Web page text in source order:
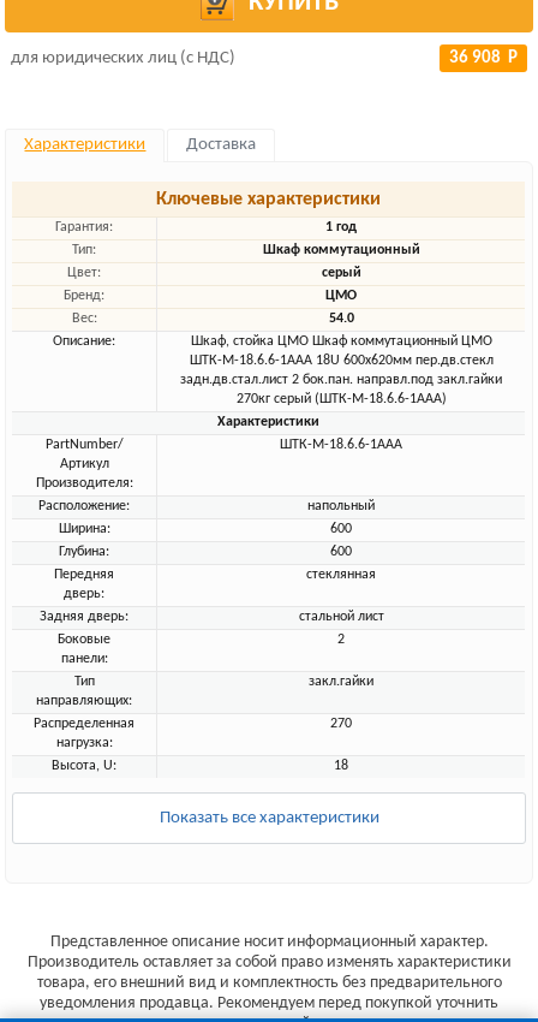
для юридических лиц (с НДС) 36 908 Р
Характеристики Доставка
Ключевые характеристики
Гарантия:
1 год
Тип:
Шкаф коммутационный
Цвет:
серый
Бренд:
ЦМО
Вес:
54.0
Описание:
Шкаф, стойка ЦМО Шкаф коммутационный ЦМО
ШТК-М-18.6.6-1ААА 18U 600x620мм пер.дв.стекл
задн.дв.стал.лист 2 бок.пан. направл.под закл.гайки
270кг серый (ШТК-М-18.6.6-1ААА)
Характеристики
PartNumber/
Артикул
Производителя:
ШТК-М-18.6.6-1ААА
Расположение:
напольный
Ширина:
600
Глубина:
600
Передняя
дверь:
стеклянная
Задняя дверь:
стальной лист
Боковые
панели:
2
Тип
направляющих:
закл.гайки
Распределенная
нагрузка:
270
Высота, U: 18
Показать все характеристики
Представленное описание носит информационный характер.
Производитель оставляет за собой право изменять характеристики
товара, его внешний вид и комплектность без предварительного
уведомления продавца. Рекомендуем перед покупкой уточнить